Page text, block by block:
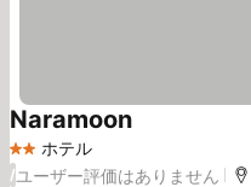
2 ホテルのランク
ホテル
Naramoon
/ユーザー評価はありません